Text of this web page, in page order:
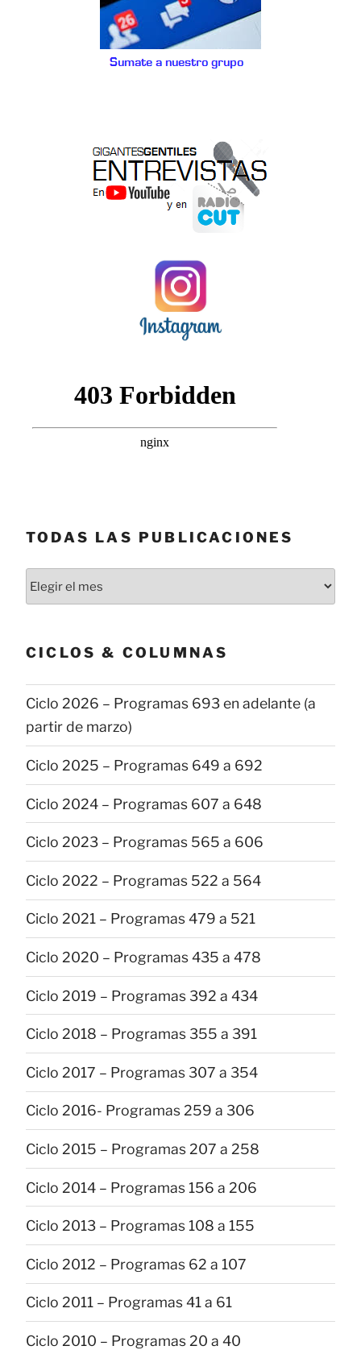
TODAS LAS PUBLICACIONES
Todas
las
CICLOS & COLUMNAS
Ciclo 2026 – Programas 693 en adelante (a
partir de marzo)
Ciclo 2025 – Programas 649 a 692
Ciclo 2024 – Programas 607 a 648
Ciclo 2023 – Programas 565 a 606
Ciclo 2022 – Programas 522 a 564
Ciclo 2021 – Programas 479 a 521
Ciclo 2020 – Programas 435 a 478
Ciclo 2019 – Programas 392 a 434
Ciclo 2018 – Programas 355 a 391
Ciclo 2017 – Programas 307 a 354
Ciclo 2016- Programas 259 a 306
Ciclo 2015 – Programas 207 a 258
Ciclo 2014 – Programas 156 a 206
Ciclo 2013 – Programas 108 a 155
Ciclo 2012 – Programas 62 a 107
Ciclo 2011 – Programas 41 a 61
Ciclo 2010 – Programas 20 a 40